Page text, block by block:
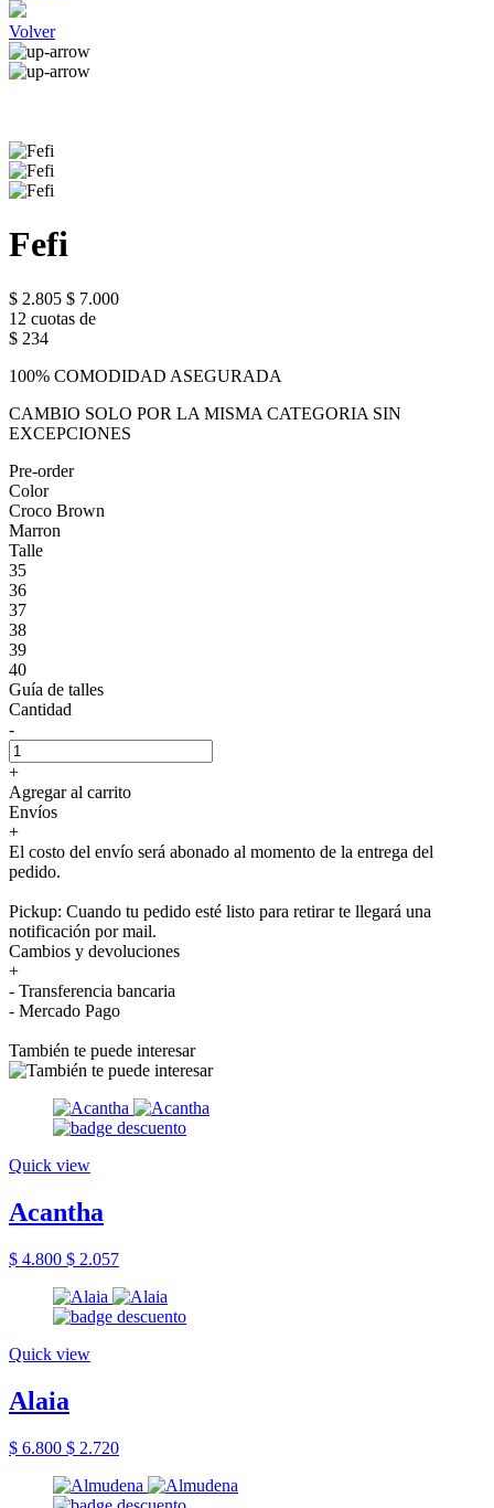
Volver
Fefi
$ 2.805 $ 7.000
12 cuotas de
$ 234
100% COMODIDAD ASEGURADA
CAMBIO SOLO POR LA MISMA CATEGORIA SIN
EXCEPCIONES
Pre-order
Color
Croco Brown
Marron
Talle
35
36
37
38
39
40
Guía de talles
Cantidad
-
+
Agregar al carrito
Envíos
+
El costo del envío será abonado al momento de la entrega del
pedido.
Pickup: Cuando tu pedido esté listo para retirar te llegará una
notificación por mail.
Cambios y devoluciones
+
- Transferencia bancaria
- Mercado Pago
También te puede interesar
Quick view
Acantha
$ 4.800 $ 2.057
Quick view
Alaia
$ 6.800 $ 2.720